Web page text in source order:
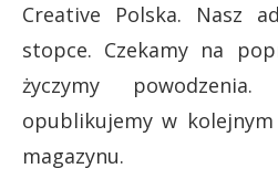
Creative Polska. Nasz
stopce. Czekamy na
życzymy
opublikujemy w kolejnym
magazynu.